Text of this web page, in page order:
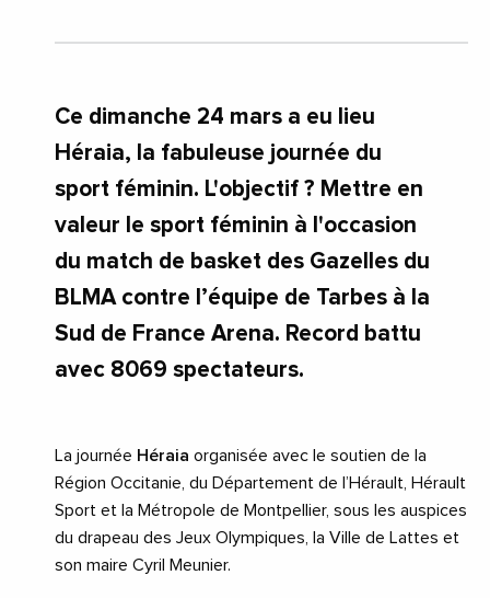
Ce dimanche 24 mars a eu lieu
Héraia, la fabuleuse journée du
sport féminin. L'objectif ? Mettre en
valeur le sport féminin à l'occasion
du match de basket des Gazelles du
BLMA contre l’équipe de Tarbes à la
Sud de France Arena. Record battu
avec 8069 spectateurs.
La journée Héraia organisée avec le soutien de la
Région Occitanie, du Département de l’Hérault, Hérault
Sport et la Métropole de Montpellier, sous les auspices
du drapeau des Jeux Olympiques, la Ville de Lattes et
son maire Cyril Meunier.